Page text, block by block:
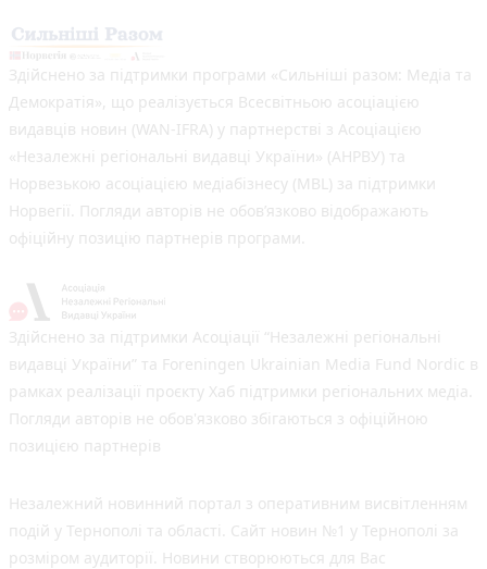
Здійснено за підтримки програми «Сильніші разом: Медіа та
Демократія», що реалізується Всесвітньою асоціацією
видавців новин (WAN-IFRA) у партнерстві з Асоціацією
«Незалежні регіональні видавці України» (АНРВУ) та
Норвезькою асоціацією медіабізнесу (MBL) за підтримки
Норвегії. Погляди авторів не обов’язково відображають
офіційну позицію партнерів програми.
Здійснено за підтримки Асоціації “Незалежні регіональні
видавці України” та Foreningen Ukrainian Media Fund Nordic в
рамках реалізації проєкту Хаб підтримки регіональних медіа.
Погляди авторів не обов'язково збігаються з офіційною
позицією партнерів
Незалежний новинний портал з оперативним висвітленням
подій у Тернополі та області. Сайт новин №1 у Тернополі за
розміром аудиторії. Новини створюються для Вас